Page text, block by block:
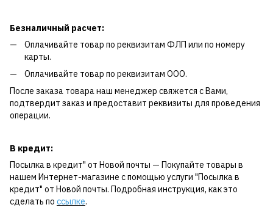
Безналичный расчет:
Оплачивайте товар по реквизитам ФЛП или по номеру
карты.
Оплачивайте товар по реквизитам ООО.
После заказа товара наш менеджер свяжется с Вами,
подтвердит заказ и предоставит реквизиты для проведения
операции.
В кредит:
Посылка в кредит" от Новой почты — Покупайте товары в
нашем Интернет-магазине с помощью услуги "Посылка в
кредит" от Новой почты. Подробная инструкция, как это
сделать по ссылке.